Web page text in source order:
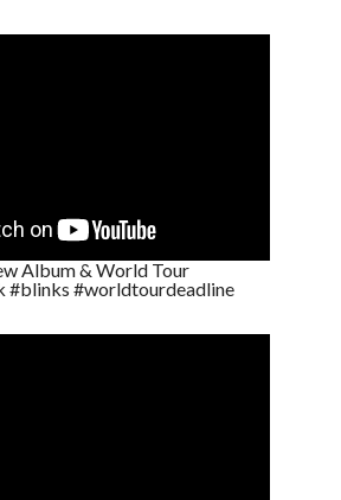
Album & World Tour
#blinks #worldtourdeadline